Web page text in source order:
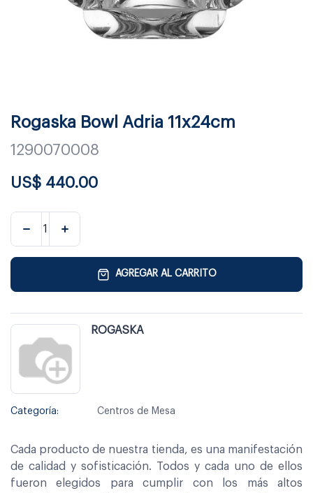
Rogaska Bowl Adria 11x24cm
1290070008
US$ 440.00
AGREGAR AL CARRITO
ROGASKA
Categoría: Centros de Mesa
Cada producto de nuestra tienda, es una manifestación
de calidad y sofisticación. Todos y cada uno de ellos
fueron elegidos para cumplir con los más altos